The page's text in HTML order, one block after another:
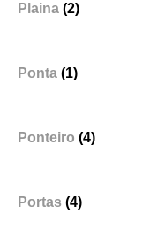
Plaina (2)
Ponta (1)
Ponteiro (4)
Portas (4)